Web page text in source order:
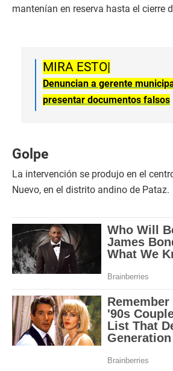
mantenían en reserva hasta el cierre
MIRA ESTO|
Denuncian a gerente
presentar documentos falsos
Golpe
La intervención se produjo en el
Nuevo, en el distrito andino de Pataz.